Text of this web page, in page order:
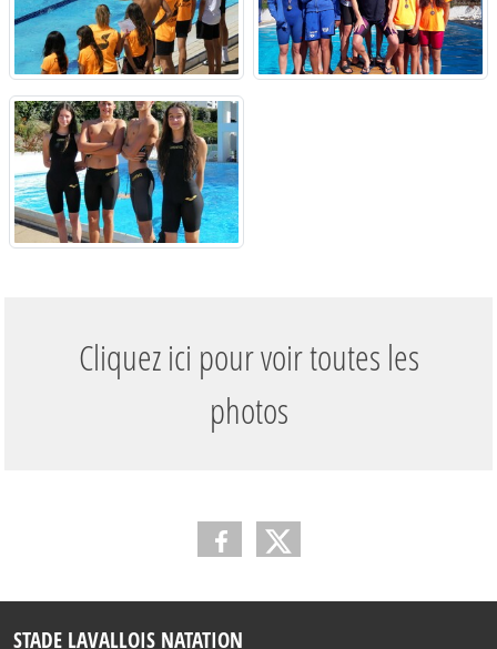
Cliquez ici pour voir toutes les
photos
STADE LAVALLOIS NATATION